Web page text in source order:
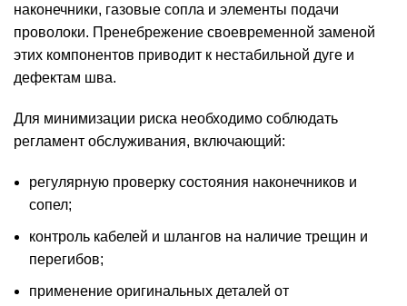
наконечники, газовые сопла и элементы подачи
проволоки. Пренебрежение своевременной заменой
этих компонентов приводит к нестабильной дуге и
дефектам шва.
Для минимизации риска необходимо соблюдать
регламент обслуживания, включающий:
регулярную проверку состояния наконечников и
сопел;
контроль кабелей и шлангов на наличие трещин и
перегибов;
применение оригинальных деталей от